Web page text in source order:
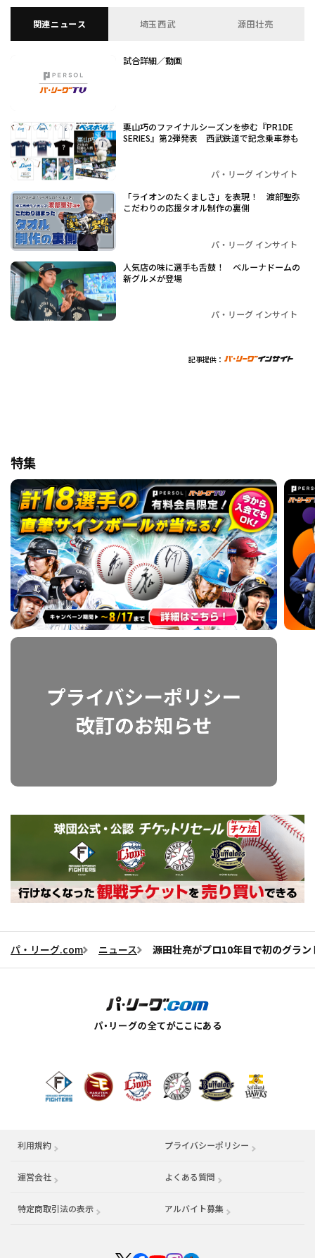
関連ニュース 埼玉西武 源田壮亮
試合詳細／動画
栗山巧のファイナルシーズンを歩む『PR1DE
SERIES』第2弾発表 西武鉄道で記念乗車券も
パ・リーグ インサイト
「ライオンのたくましさ」を表現！ 渡部聖弥
こだわりの応援タオル制作の裏側
パ・リーグ インサイト
人気店の味に選手も舌鼓！ ベルーナドームの
新グルメが登場
パ・リーグ インサイト
記事提供：
特集
パ・リーグ.com ニュース 源田壮亮がプロ10年目で初のグラ
利用規約 プライバシーポリシー
運営会社 （別ウィンドウで開く） よくある質問
特定商取引法の表示 アルバイト募集 （別ウィンドウで開く